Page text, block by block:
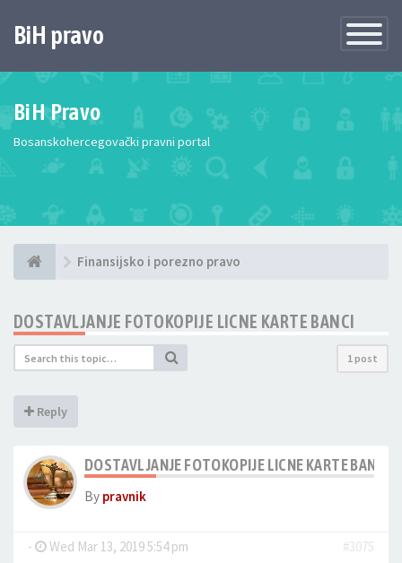
Toggle
BiH pravo
BiH Pravo
Bosanskohercegovački pravni portal
Finansijsko i porezno pravo
DOSTAVLJANJE FOTOKOPIJE LICNE KARTE BANCI
1 post
Reply
DOSTAVLJANJE FOTOKOPIJE LICNE KARTE BANCI
By pravnik
- Wed Mar 13, 2019 5:54 pm #3075